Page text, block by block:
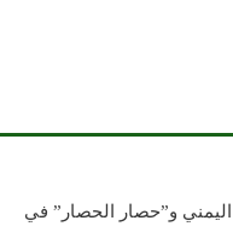
اليمني و”حصار الحصار” في